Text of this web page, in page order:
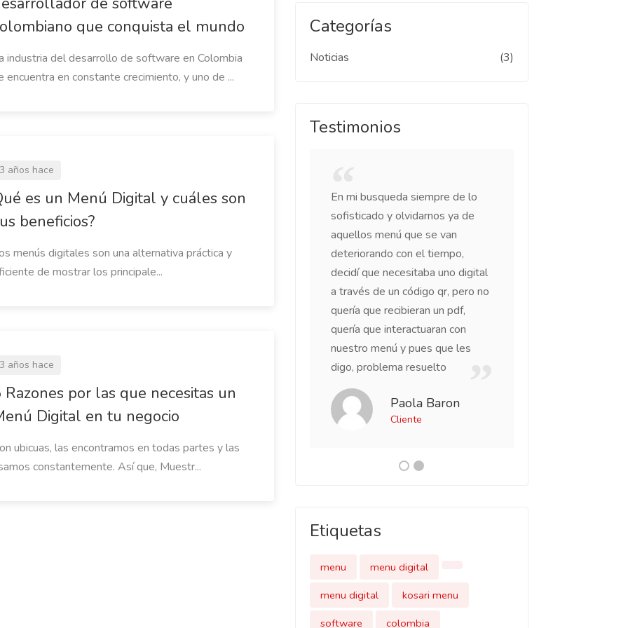
que conquista el mundo
industria del desarrollo de software en Colombia
encuentra en constante crecimiento, y uno de ...
3 años hace
es un Menú Digital y cuáles son
beneficios?
menús digitales son una alternativa práctica y
de mostrar los principale...
3 años hace
Razones por las que necesitas un
Digital en tu negocio
ubicuas, las encontramos en todas partes y las
constantemente. Así que, Muestr...
Categorías
Noticias (3)
Testimonios
de lo
ya de
el tiempo,
uno digital
Baron
Fácil, seguro y conveniente.
mejor de todo es que te genera
el código QR listo para imprimir.
En mi busqueda siempre de lo
sofisticado y olvidarnos ya de
aquellos menú que se van
deteriorando con el tiempo,
decidí­ que necesitaba uno digital
a través de un código qr, pero no
quería que recibieran un pdf,
quería que interactuaran con
nuestro menú y pues que les
digo, problema resuelto
Paola Baron
Cliente
Etiquetas
menu
menu digital
menu digital
kosari menu
software
colombia